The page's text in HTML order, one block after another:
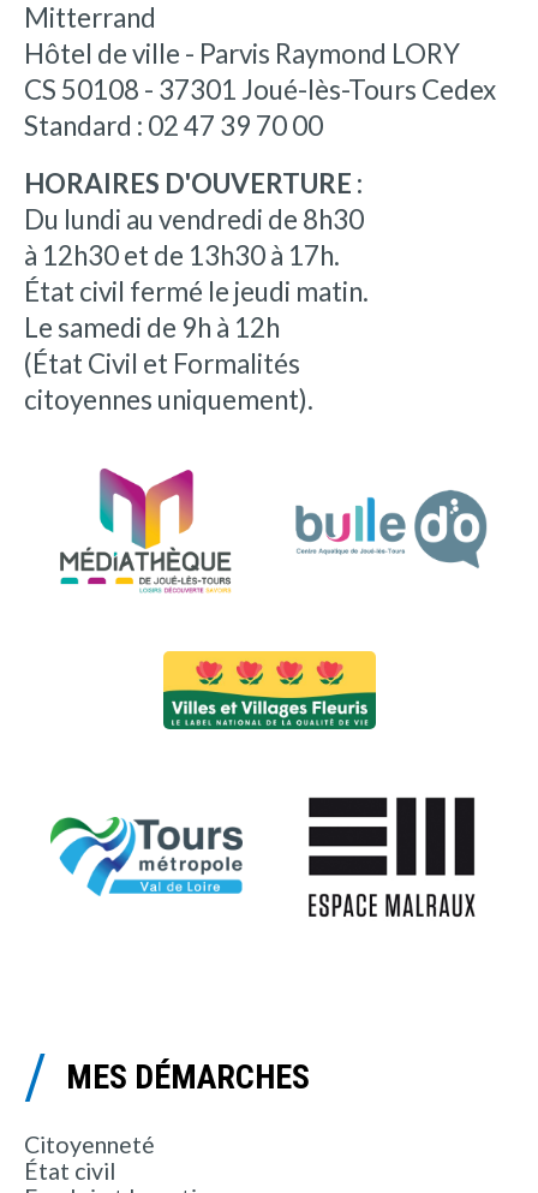
Mitterrand
Hôtel de ville - Parvis Raymond LORY
CS 50108 - 37301 Joué-lès-Tours Cedex
Standard : 02 47 39 70 00
HORAIRES D'OUVERTURE :
Du lundi au vendredi de 8h30
à 12h30 et de 13h30 à 17h.
État civil fermé le jeudi matin.
Le samedi de 9h à 12h
(État Civil et Formalités
citoyennes uniquement).
MES DÉMARCHES
Citoyenneté
État civil